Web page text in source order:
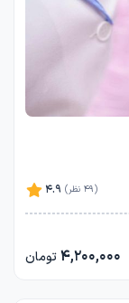
4.9
(49 نظر)
4,200,000تومان